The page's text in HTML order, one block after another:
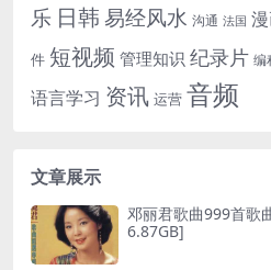
乐 日韩易经风水 沟通 法国
件 短视频 管理知识 纪录片 编
语言学习 资讯 运营 音频
文章展示
邓丽君歌曲999首歌
6.87GB]